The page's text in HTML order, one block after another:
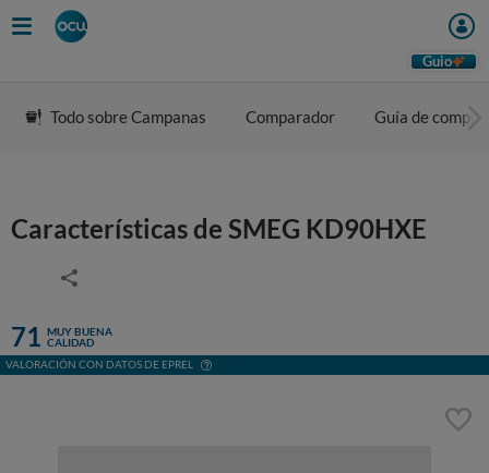
Guio
Todo sobre Campanas Comparador Guía de compra
Características de SMEG KD90HXE
71 MUY BUENA
CALIDAD
VALORACIÓN CON DATOS DE EPREL